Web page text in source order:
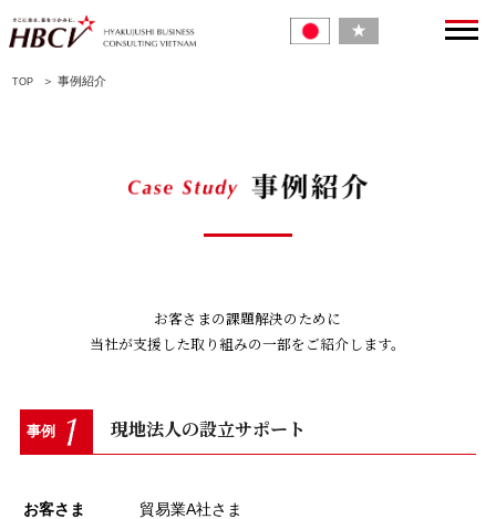
TOP ＞ 事例紹介
お客さまの課題解決のために
当社が支援した取り組みの一部をご紹介します。
事例 現地法人の設立サポート
お客さま 貿易業A社さま